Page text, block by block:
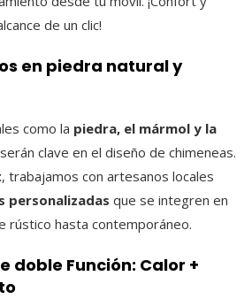
de un clic!
en piedra natural y
como la piedra, el mármol y la
serán clave en el diseño de chimeneas.
, trabajamos con artesanos locales
personalizadas que se integren en
rústico hasta contemporáneo.
doble Función: Calor +